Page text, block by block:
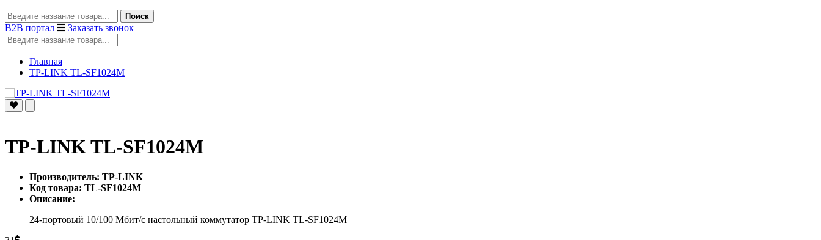
Поиск
B2B портал Заказать звонок
Главная
TP-LINK TL-SF1024M
TP-LINK TL-SF1024M
Производитель: TP-LINK
Код товара: TL-SF1024M
Описание:
24-портовый 10/100 Мбит/с настольный коммутатор TP-LINK TL-SF1024M